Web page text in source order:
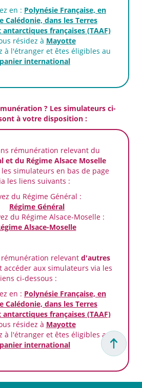
en : Polynésie Française, en
Calédonie, dans les Terres
françaises (TAAF)
résidez à Mayotte
à l'étranger et êtes éligibles au
panier international
? Les simulateurs ci-
à votre disposition :
rémunération relevant du
et du Régime Alsace Moselle
simulateurs en bas de page
les liens suivants :
du Régime Général :
Régime Général
du Régime Alsace-Moselle :
Alsace-Moselle
rémunération relevant d'autres
accéder aux simulateurs via les
ci-dessous :
en : Polynésie Française, en
Calédonie, dans les Terres
françaises (TAAF)
résidez à Mayotte
à l'étranger et êtes éligibles au
panier international